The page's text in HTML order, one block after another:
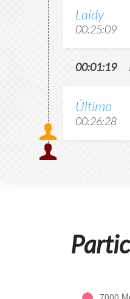
Laidy
00:25:09
00:01:19
Último
00:26:28